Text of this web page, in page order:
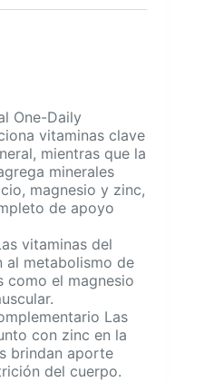
One-Daily
vitaminas clave
mientras que la
minerales
magnesio y zinc,
de apoyo
vitaminas del
al metabolismo de
como el magnesio
Las
con zinc en la
brindan aporte
del cuerpo.